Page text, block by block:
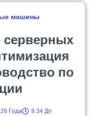
машины
серверных
по
Года 8:34 Дп